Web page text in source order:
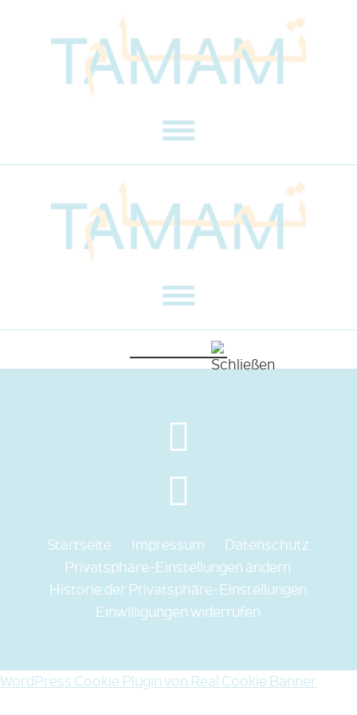
Startseite Impressum
Datenschutz
Privatsphäre-Einstellungen ändern
Historie der Privatsphäre-Einstellungen
Einwilligungen widerrufen
WordPress Cookie Plugin von Real Cookie Banner